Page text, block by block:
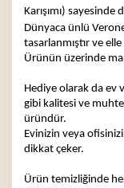
Karışımı) sayesinde
Dünyaca ünlü
tasarlanmıştır ve elle
Ürünün üzerinde
Hediye olarak da ev
gibi kalitesi ve
üründür.
Evinizin veya
dikkat çeker.
Ürün temizliğinde